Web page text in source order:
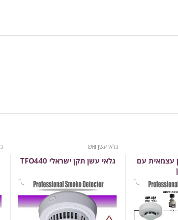
עצמאית עם
גלאי עשן ואש
גלאי עשן תקן ישראלי TFO440